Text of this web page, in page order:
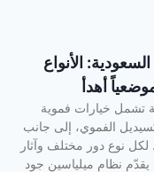
الأنواع
أهدأ
تشمل خيارات فموية
الفموي، إلى جانب
لكل نوع دور مختلف وآثار
يقدّم نظام ميلياسين جود